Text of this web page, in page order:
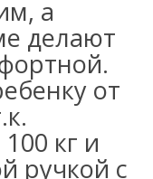
а
делают
от
кг и
ручкой с